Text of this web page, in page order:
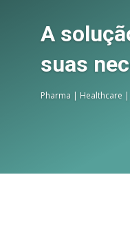
A
suas
Pharma | Healthcare